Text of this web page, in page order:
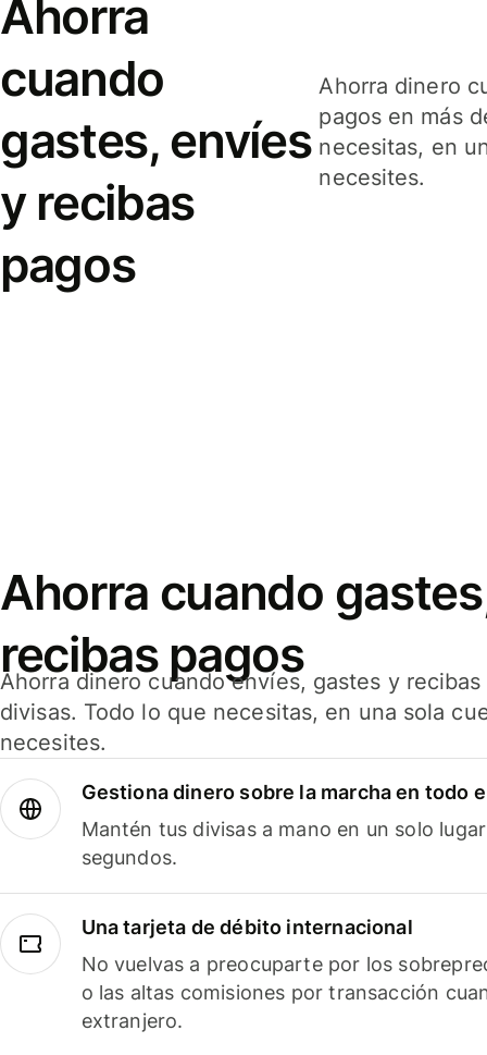
Ahorra
cuando
gastes, envíes
y recibas
pagos
Ahorra dinero
pagos en más
necesitas, en
necesites.
Ahorra cuando
recibas pagos
Ahorra dinero cuando envíes, gastes y
divisas. Todo lo que necesitas, en una sola
necesites.
Gestiona dinero sobre la marcha en todo
Mantén tus divisas a mano en un solo
segundos.
Una tarjeta de débito internacional
No vuelvas a preocuparte por los
o las altas comisiones por transacción
extranjero.